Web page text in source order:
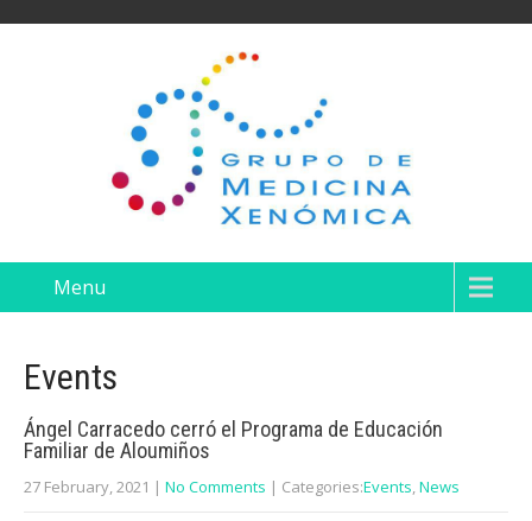
Menu
Events
Ángel Carracedo cerró el Programa de Educación
Familiar de Aloumiños
27 February, 2021 | No Comments | Categories:Events,News